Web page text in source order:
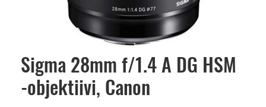
Sigma 28mm f/1.4 A DG HSM
-objektiivi, Canon
Skip
beginning